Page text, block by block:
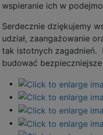
wspieranie ich w
Serdecznie dziękujemy
udział, zaangażowanie
tak istotnych zagadnień.
budować